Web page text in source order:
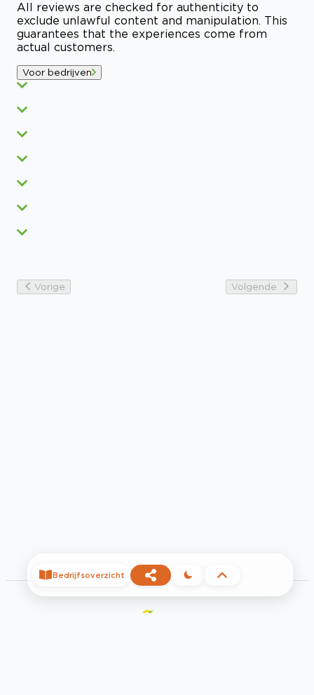
All reviews are checked for authenticity to
exclude unlawful content and manipulation. This
guarantees that the experiences come from
actual customers.
Voor bedrijven
Vorige Volgende
Bedrijfsoverzicht